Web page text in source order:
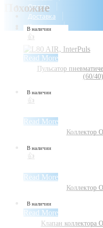
Оплата
Доставка
Контакты
Похожие
В наличии
👍
Read More
Пульсатор
(60/
В наличии
👍
Read More
Коллектор
В наличии
👍
Read More
Коллектор
В наличии
Read More
Клапан коллектора